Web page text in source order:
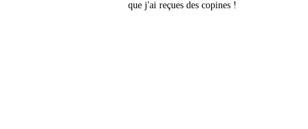
que j'ai reçues des copines !